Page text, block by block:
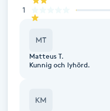
Fransk manikyr
Fransrengöring
Frekvensterapi
1
MT
Matteus T.
Kunnig och lyhörd.
KM